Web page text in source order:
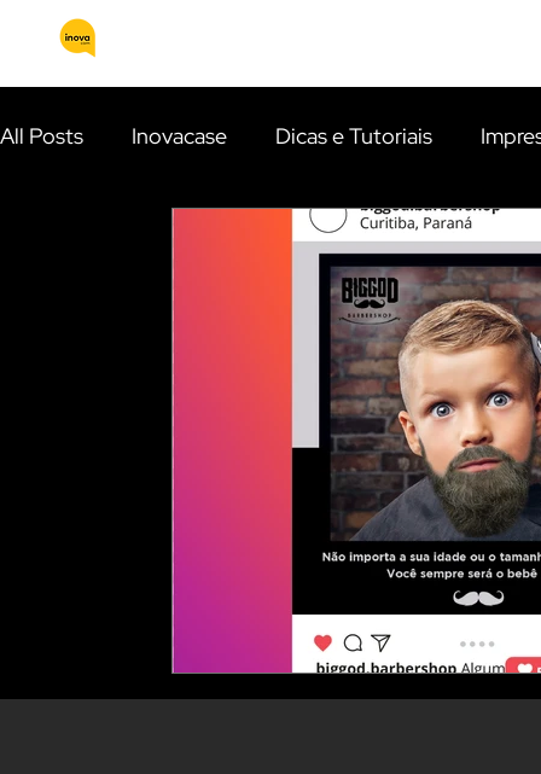
All Posts Inovacase Dicas e Tutoriais
Apresentações Comerciais
Fotografia Publicitária
Inteligência Artificial (IA)
Gestão de tráfego